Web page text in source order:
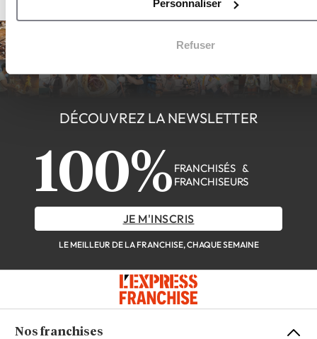
Personnaliser
Refuser
DÉCOUVREZ LA NEWSLETTER
100% FRANCHISÉS &
FRANCHISEURS
JE M'INSCRIS
LE MEILLEUR DE LA FRANCHISE, CHAQUE SEMAINE
Nos franchises